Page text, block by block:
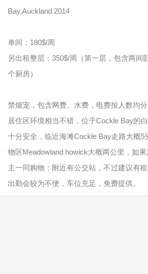
Bay,Auckland 2014
单间：180$/周
另出租整层：350$/周（第一层，包含两间
个厨房）
禁烟宠，包含网费、水费，电费按人数均分
居住区环境相当不错，位于Cockle Bay的
十分安全，临近海滩Cockle Bay走路大概5
物区Meadowland howick大概两公里，如
主一同购物；附近有公交站，不过建议有
出勤会较为不便，车位充足，免费提供。